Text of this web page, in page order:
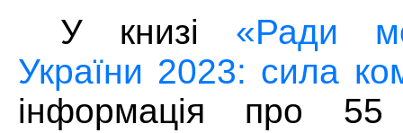
У книзі «Ради
України 2023: сила
інформація про 55